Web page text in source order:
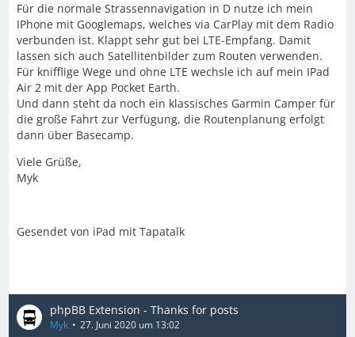
Für die normale Strassennavigation in D nutze ich mein
IPhone mit Googlemaps, welches via CarPlay mit dem Radio
verbunden ist. Klappt sehr gut bei LTE-Empfang. Damit
lassen sich auch Satellitenbilder zum Routen verwenden.
Für knifflige Wege und ohne LTE wechsle ich auf mein IPad
Air 2 mit der App Pocket Earth.
Und dann steht da noch ein klassisches Garmin Camper für
die große Fahrt zur Verfügung, die Routenplanung erfolgt
dann über Basecamp.
Viele Grüße,
Myk
Gesendet von iPad mit Tapatalk
phpBB Extension - Thanks for posts
Myk 27. Juni 2020 um 13:02